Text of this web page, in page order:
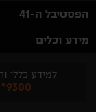
הפסטיבל ה-41
מידע וכלים
למידע כללי
*9300